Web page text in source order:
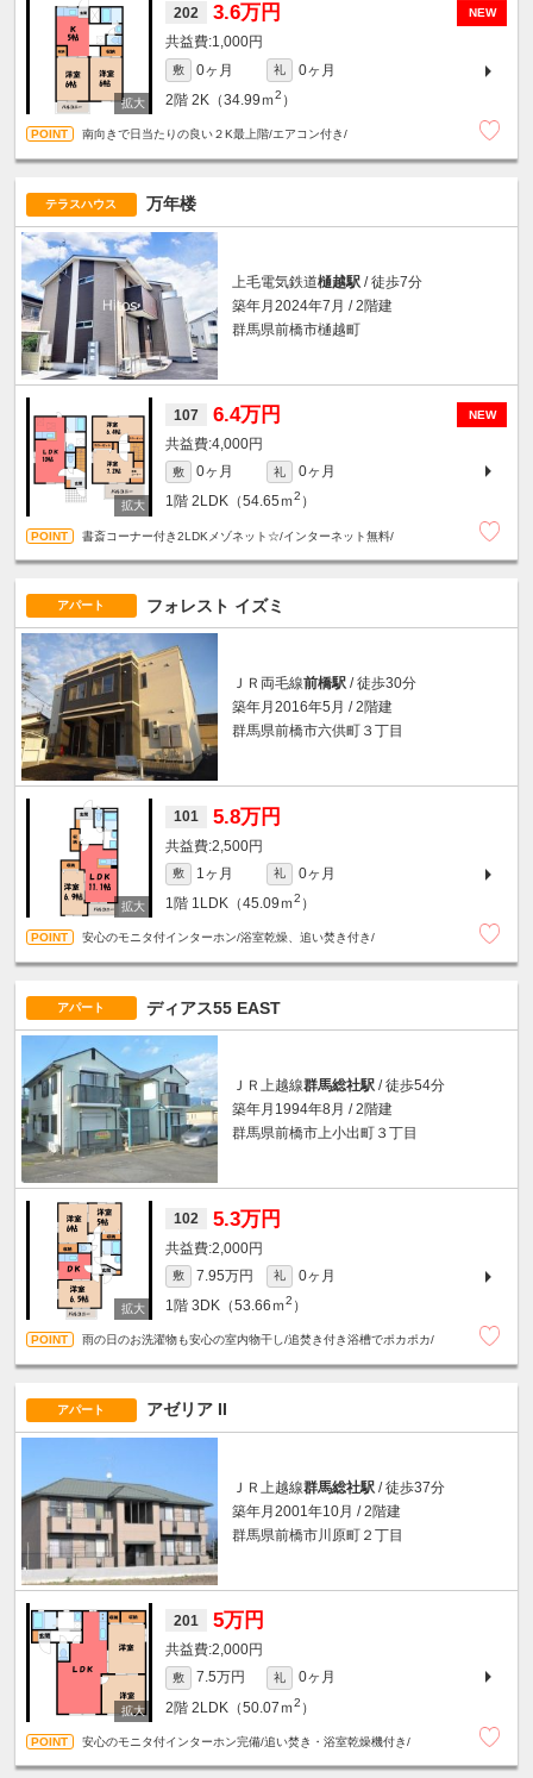
NEW
202 3.6万円
1,000円
敷 0ヶ月 礼
0ヶ月
2階 2K（34.99ｍ2 ）
南向きで日当たりの良い２K最上階/エアコン付き/
テラスハウス 万年楼
上毛電気鉄道樋越駅 / 徒歩7分
築年月2024年7月 / 2階建
群馬県前橋市樋越町
NEW
107 6.4万円
4,000円
敷 0ヶ月 礼
0ヶ月
1階 2LDK（54.65ｍ2 ）
書斎コーナー付き2LDKメゾネット☆/インターネット無料/
アパート フォレスト イズミ
ＪＲ両毛線前橋駅 / 徒歩30分
築年月2016年5月 / 2階建
群馬県前橋市六供町３丁目
101 5.8万円
2,500円
敷 1ヶ月 礼
0ヶ月
1階 1LDK（45.09ｍ2 ）
安心のモニタ付インターホン/浴室乾燥、追い焚き付き/
アパート ディアス55 EAST
ＪＲ上越線群馬総社駅 / 徒歩54分
築年月1994年8月 / 2階建
群馬県前橋市上小出町３丁目
102 5.3万円
2,000円
敷 7.95万円 礼
0ヶ月
1階 3DK（53.66ｍ2 ）
雨の日のお洗濯物も安心の室内物干し/追焚き付き浴槽でポカポカ/
アパート アゼリア II
ＪＲ上越線群馬総社駅 / 徒歩37分
築年月2001年10月 / 2階建
群馬県前橋市川原町２丁目
201 5万円
2,000円
敷 7.5万円 礼
0ヶ月
2階 2LDK（50.07ｍ2 ）
安心のモニタ付インターホン完備/追い焚き・浴室乾燥機付き/